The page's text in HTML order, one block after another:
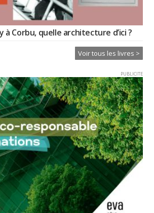
à Corbu, quelle architecture d’ici ?
Voir tous les livres >
PUBLICITE